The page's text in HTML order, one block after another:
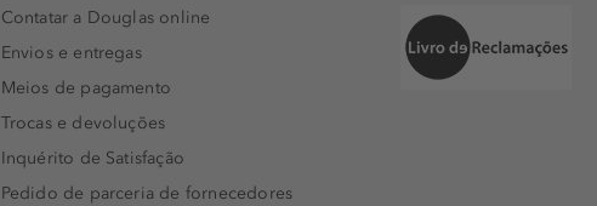
Contatar a Douglas online
Envios e entregas
Meios de pagamento
Trocas e devoluções
Inquérito de Satisfação
Pedido de parceria de fornecedores